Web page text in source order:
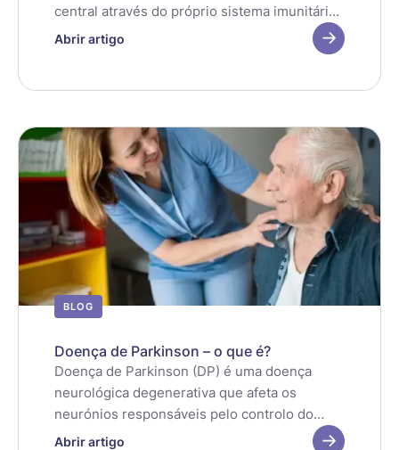
central através do próprio sistema imunitário
(sistema de autodefesa do organismo).
Abrir artigo
BLOG
Doença de Parkinson – o que é?
Doença de Parkinson (DP) é uma doença
neurológica degenerativa que afeta os
neurónios responsáveis pelo controlo do
movimento. É uma condição progressiva: os
Abrir artigo